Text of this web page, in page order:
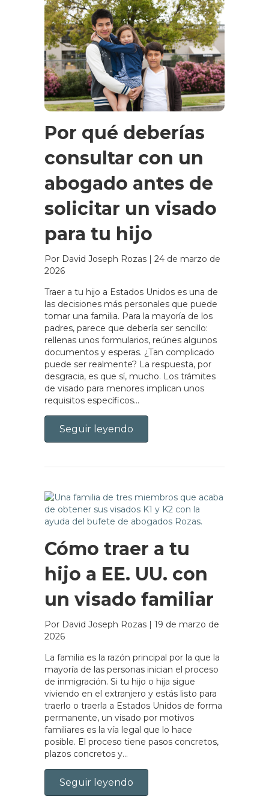
Por qué deberías
consultar con un
abogado antes de
solicitar un visado
para tu hijo
Por David Joseph Rozas | 24 de marzo de
2026
Traer a tu hijo a Estados Unidos es una de
las decisiones más personales que puede
tomar una familia. Para la mayoría de los
padres, parece que debería ser sencillo:
rellenas unos formularios, reúnes algunos
documentos y esperas. ¿Tan complicado
puede ser realmente? La respuesta, por
desgracia, es que sí, mucho. Los trámites
de visado para menores implican unos
requisitos específicos…
Seguir leyendo
Cómo traer a tu
hijo a EE. UU. con
un visado familiar
Por David Joseph Rozas | 19 de marzo de
2026
La familia es la razón principal por la que la
mayoría de las personas inician el proceso
de inmigración. Si tu hijo o hija sigue
viviendo en el extranjero y estás listo para
traerlo o traerla a Estados Unidos de forma
permanente, un visado por motivos
familiares es la vía legal que lo hace
posible. El proceso tiene pasos concretos,
plazos concretos y...
Seguir leyendo